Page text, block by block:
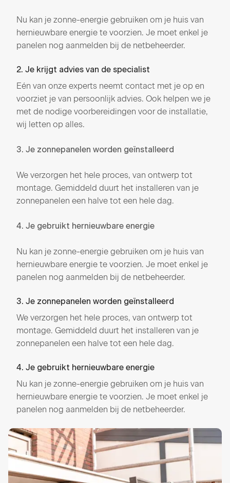
Nu kan je zonne-energie gebruiken om je huis van
hernieuwbare energie te voorzien. Je moet enkel je
panelen nog aanmelden bij de netbeheerder.
2. Je krijgt advies van de specialist
Eén van onze experts neemt contact met je op en
voorziet je van persoonlijk advies. Ook helpen we je
met de nodige voorbereidingen voor de installatie,
wij letten op alles.
3. Je zonnepanelen worden geïnstalleerd
We verzorgen het hele proces, van ontwerp tot
montage. Gemiddeld duurt het installeren van je
zonnepanelen een halve tot een hele dag.
4. Je gebruikt hernieuwbare energie
Nu kan je zonne-energie gebruiken om je huis van
hernieuwbare energie te voorzien. Je moet enkel je
panelen nog aanmelden bij de netbeheerder.
3. Je zonnepanelen worden geïnstalleerd
We verzorgen het hele proces, van ontwerp tot
montage. Gemiddeld duurt het installeren van je
zonnepanelen een halve tot een hele dag.
4. Je gebruikt hernieuwbare energie
Nu kan je zonne-energie gebruiken om je huis van
hernieuwbare energie te voorzien. Je moet enkel je
panelen nog aanmelden bij de netbeheerder.